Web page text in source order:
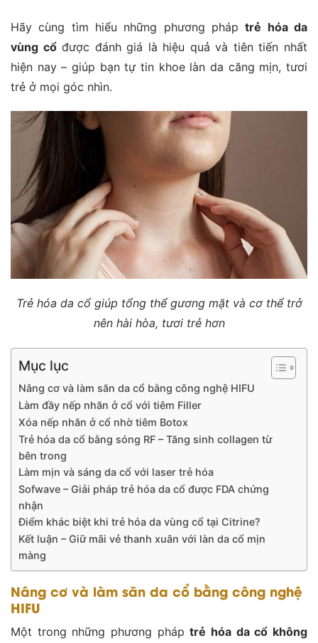
Hãy cùng tìm hiểu những phương pháptrẻ hóa da
vùng cổđược đánh giá là hiệu quả và tiên tiến nhất
hiện nay – giúp bạn tự tin khoe làn da căng mịn, tươi
trẻ ở mọi góc nhìn.
Trẻ hóa da cổ giúp tổng thể gương mặt và cơ thể trở
nên hài hòa, tươi trẻ hơn
Mục lục
Nâng cơ và làm săn da cổ bằng công nghệ HIFU
Làm đầy nếp nhăn ở cổ với tiêm Filler
Xóa nếp nhăn ở cổ nhờ tiêm Botox
Trẻ hóa da cổ bằng sóng RF – Tăng sinh collagen từ
bên trong
Làm mịn và sáng da cổ với laser trẻ hóa
Sofwave – Giải pháp trẻ hóa da cổ được FDA chứng
nhận
Điểm khác biệt khi trẻ hóa da vùng cổ tại Citrine?
Kết luận – Giữ mãi vẻ thanh xuân với làn da cổ mịn
màng
Nâng cơ và làm săn da cổ bằng công nghệ
HIFU
Một trong những phương pháptrẻ hóa da cổ không